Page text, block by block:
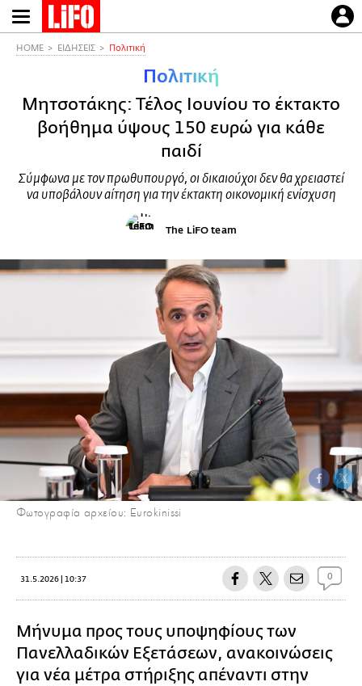
Παράκαμψη
προς
HOME ΕΙΔΗΣΕΙΣ Πολιτική
Πολιτική
Μητσοτάκης: Τέλος Ιουνίου το έκτακτο
βοήθημα ύψους 150 ευρώ για κάθε
παιδί
Σύμφωνα με τον πρωθυπουργό, οι δικαιούχοι δεν θα χρειαστεί
να υποβάλουν αίτηση για την έκτακτη οικονομική ενίσχυση
The LiFO team
Φωτογραφία αρχείου: Eurokinissi
31.5.2026 | 10:37 0
Μήνυμα προς τους υποψηφίους των
Πανελλαδικών Εξετάσεων, ανακοινώσεις
για νέα μέτρα στήριξης απέναντι στην